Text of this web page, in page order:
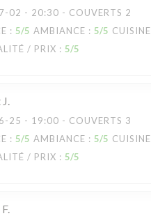
02 - 20:30 - COUVERTS 2
: 5/5 AMBIANCE : 5/5 CUISINE
/ PRIX : 5/5
J
25 - 19:00 - COUVERTS 3
: 5/5 AMBIANCE : 5/5 CUISINE
/ PRIX : 5/5
F